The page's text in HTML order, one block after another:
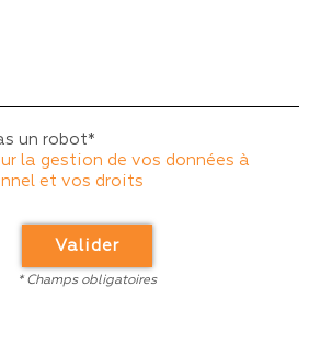
un robot*
la gestion de vos données à
et vos droits
Valider
* Champs obligatoires